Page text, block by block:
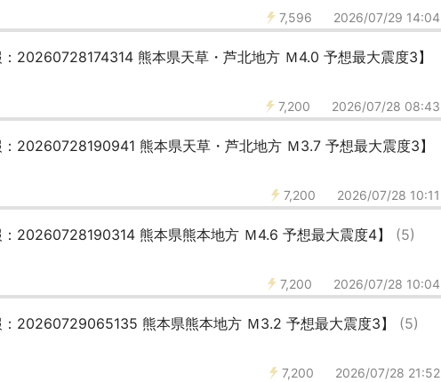
7,596 2026/07/29 14:04
：20260728174314 熊本県天草・芦北地方 Ｍ4.0 予想最大震度3】
7,200 2026/07/28 08:43
：20260728190941 熊本県天草・芦北地方 Ｍ3.7 予想最大震度3】
7,200 2026/07/28 10:11
：20260728190314 熊本県熊本地方 Ｍ4.6 予想最大震度4】 (5)
7,200 2026/07/28 10:04
：20260729065135 熊本県熊本地方 Ｍ3.2 予想最大震度3】 (5)
7,200 2026/07/28 21:52